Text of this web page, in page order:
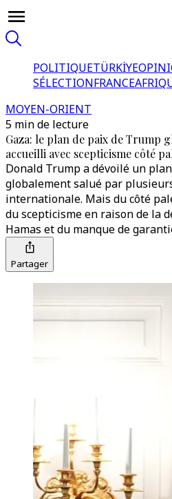
POLITIQUETÜRKİYE
SÉLECTIONFRANCE
MOYEN-ORIENT
5 min de lecture
Gaza: le plan de paix de Trump
accueilli avec scepticisme côté
Donald Trump a dévoilé un
globalement salué par
internationale. Mais du côté
du scepticisme en raison de la
Hamas et du manque de
Partager